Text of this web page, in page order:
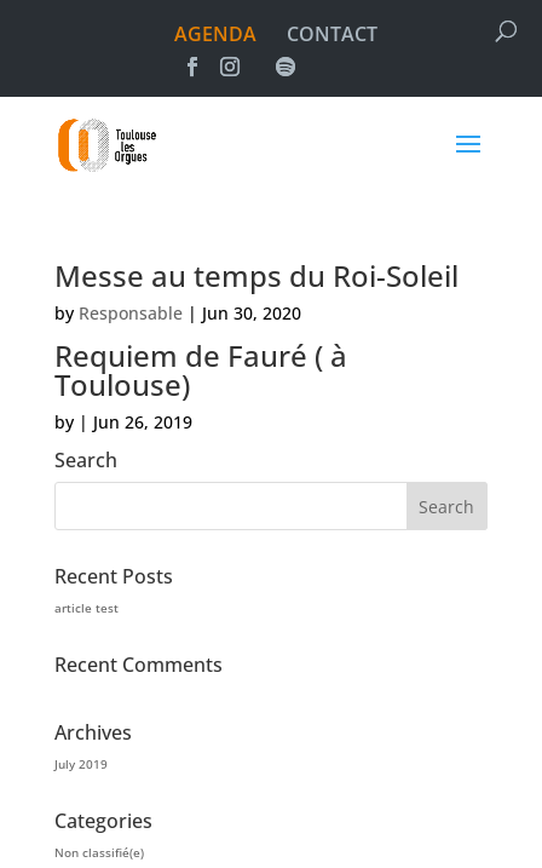
AGENDA CONTACT
Messe au temps du Roi-Soleil
by Responsable| Jun 30, 2020
Requiem de Fauré ( à
Toulouse)
by | Jun 26, 2019
Search
Recent Posts
article test
Recent Comments
Archives
July 2019
Categories
Non classifié(e)